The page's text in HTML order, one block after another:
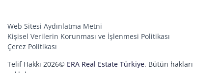
Web Sitesi Aydınlatma Metni
Kişisel Verilerin Korunması ve İşlenmesi Politikası
Çerez Politikası
Telif Hakkı 2026© ERA Real Estate Türkiye. Bütün hakları